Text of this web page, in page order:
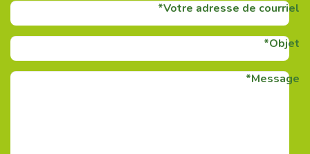
Votre adresse de courriel
Objet
Message